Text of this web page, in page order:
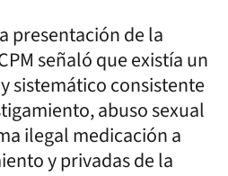
presentación de la
señaló que existía un
sistemático consistente
abuso sexual
ilegal medicación a
y privadas de la